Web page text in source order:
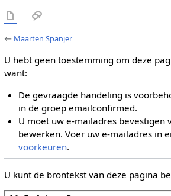
← Maarten Spanjer
U hebt geen toestemming om deze
want:
De gevraagde handeling is
in de groep emailconfirmed.
U moet uw e-mailadres bevestigen
bewerken. Voer uw e-mailadres in
voorkeuren.
U kunt de brontekst van deze pagina